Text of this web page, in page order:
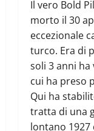
Il vero Bold
morto il 30
eccezionale
turco. Era di
soli 3 anni
cui ha preso
Qui ha
tratta di una
lontano 1927